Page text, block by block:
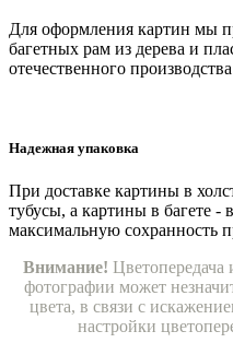
Для оформления картин мы
багетных рам из дерева и
отечественного
Надежная упаковка
При доставке картины в
тубусы, а картины в багете
максимальную сохранность
Внимание! Цветопередача
фотографии может
цвета, в связи с
настройки